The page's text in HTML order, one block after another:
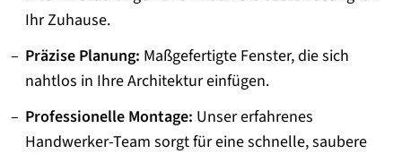
Ihr Zuhause.
Präzise Planung: Maßgefertigte Fenster, die sich
nahtlos in Ihre Architektur einfügen.
Professionelle Montage: Unser erfahrenes
Handwerker-Team sorgt für eine schnelle, saubere